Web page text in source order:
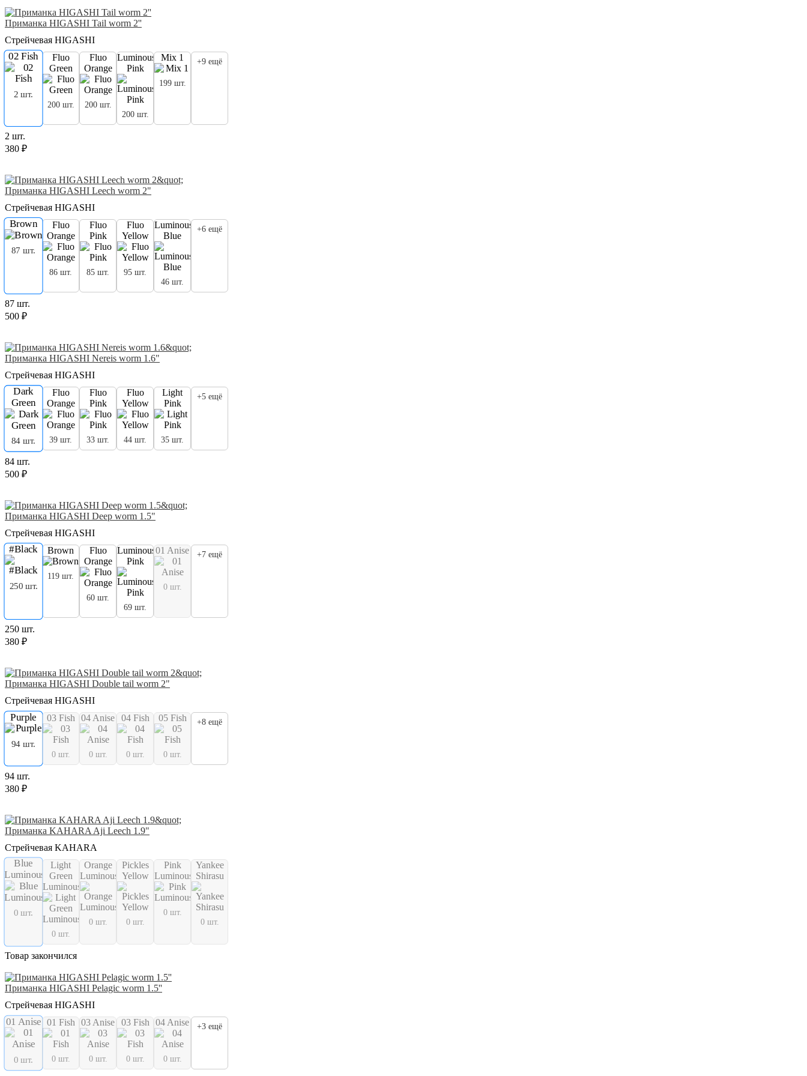
Приманка HIGASHI Tail worm 2''
Стрейчевая HIGASHI
02 Fish
2 шт.
Fluo
Green
200 шт.
Fluo
Orange
200 шт.
Luminous
Pink
200 шт.
Mix 1
199 шт.
+9 ещё
2 шт.
380 ₽
Приманка HIGASHI Leech worm 2"
Стрейчевая HIGASHI
Brown
87 шт.
Fluo
Orange
86 шт.
Fluo
Pink
85 шт.
Fluo
Yellow
95 шт.
Luminous
Blue
46 шт.
+6 ещё
87 шт.
500 ₽
Приманка HIGASHI Nereis worm 1.6"
Стрейчевая HIGASHI
Dark
Green
84 шт.
Fluo
Orange
39 шт.
Fluo
Pink
33 шт.
Fluo
Yellow
44 шт.
Light
Pink
35 шт.
+5 ещё
84 шт.
500 ₽
Приманка HIGASHI Deep worm 1.5"
Стрейчевая HIGASHI
#Black
250 шт.
Brown
119 шт.
Fluo
Orange
60 шт.
Luminous
Pink
69 шт.
01 Anise
0 шт.
+7 ещё
250 шт.
380 ₽
Приманка HIGASHI Double tail worm 2"
Стрейчевая HIGASHI
Purple
94 шт.
03 Fish
0 шт.
04 Anise
0 шт.
04 Fish
0 шт.
05 Fish
0 шт.
+8 ещё
94 шт.
380 ₽
Приманка KAHARA Aji Leech 1.9"
Стрейчевая KAHARA
Blue
Luminous
0 шт.
Light
Green
Luminous
0 шт.
Orange
Luminous
0 шт.
Pickles
Yellow
0 шт.
Pink
Luminouse
0 шт.
Yankee
Shirasu
0 шт.
Товар закончился
Приманка HIGASHI Pelagic worm 1.5''
Стрейчевая HIGASHI
01 Anise
0 шт.
01 Fish
0 шт.
03 Anise
0 шт.
03 Fish
0 шт.
04 Anise
0 шт.
+3 ещё